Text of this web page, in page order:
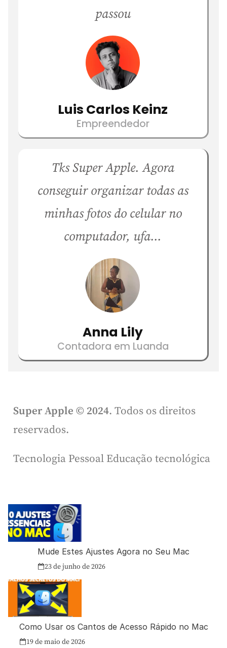
passou
Luis Carlos Keinz
Empreendedor
Tks Super Apple. Agora
conseguir organizar todas as
minhas fotos do celular no
computador, ufa...
Anna Lily
Contadora em Luanda
Super Apple © 2024. Todos os direitos
reservados.
Tecnologia Pessoal Educação tecnológica
Mude Estes Ajustes Agora no Seu Mac
23 de junho de 2026
Como Usar os Cantos de Acesso Rápido no Mac
19 de maio de 2026